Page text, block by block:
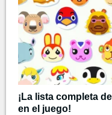
¡La lista completa
en el juego!